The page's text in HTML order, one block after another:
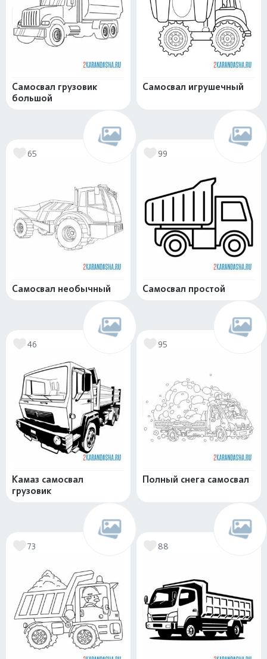
Самосвал грузовик
большой
Самосвал игрушечный
65
Самосвал необычный
99
Самосвал простой
46
Камаз самосвал
грузовик
95
Полный снега самосвал
73 88